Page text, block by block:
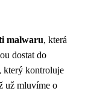
malwaru, která
dostat do
který kontroluje
už mluvíme o